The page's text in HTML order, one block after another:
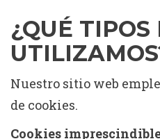
¿QUÉ TIPOS
Nuestro sitio web
de cookies.
Cookies